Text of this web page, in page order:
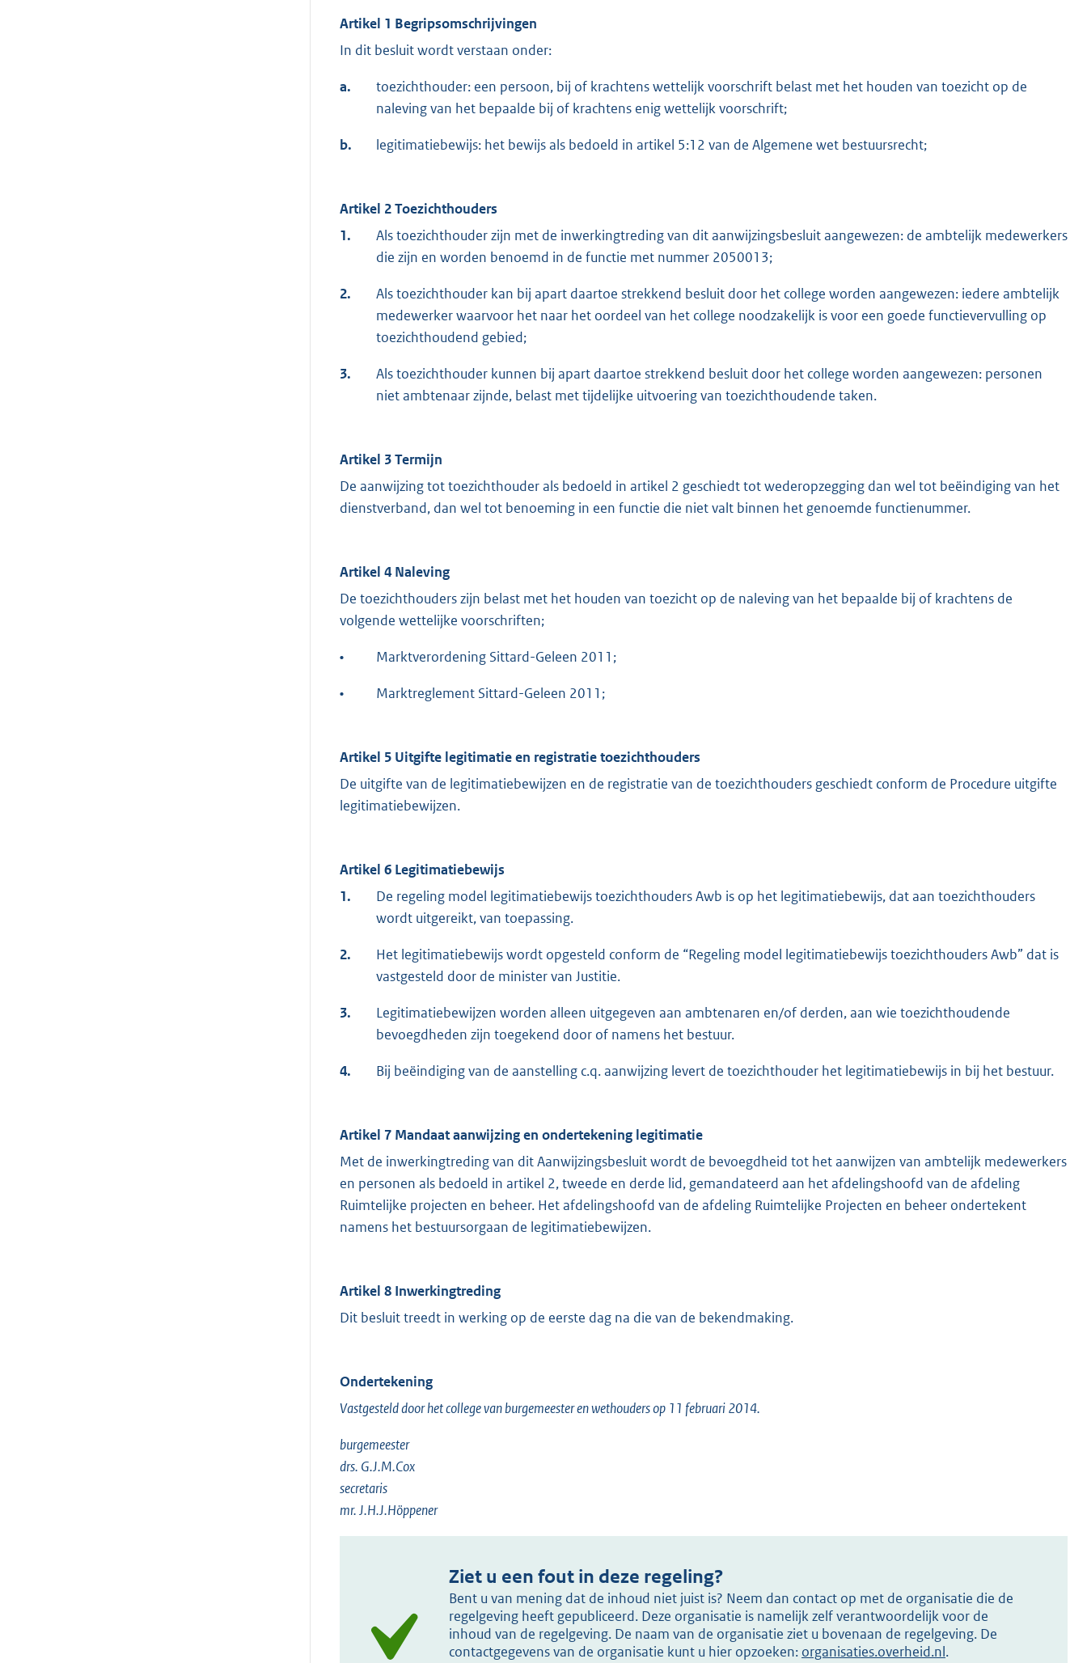
Artikel 1 Begripsomschrijvingen
In dit besluit wordt verstaan onder:
a.
toezichthouder: een persoon, bij of krachtens wettelijk voorschrift belast met het houden van toezicht op de
naleving van het bepaalde bij of krachtens enig wettelijk voorschrift;
b. legitimatiebewijs: het bewijs als bedoeld in artikel 5:12 van de Algemene wet bestuursrecht;
Artikel 2 Toezichthouders
1.
Als toezichthouder zijn met de inwerkingtreding van dit aanwijzingsbesluit aangewezen: de ambtelijk medewerkers
die zijn en worden benoemd in de functie met nummer 2050013;
2.
Als toezichthouder kan bij apart daartoe strekkend besluit door het college worden aangewezen: iedere ambtelijk
medewerker waarvoor het naar het oordeel van het college noodzakelijk is voor een goede functievervulling op
toezichthoudend gebied;
3.
Als toezichthouder kunnen bij apart daartoe strekkend besluit door het college worden aangewezen: personen
niet ambtenaar zijnde, belast met tijdelijke uitvoering van toezichthoudende taken.
Artikel 3 Termijn
De aanwijzing tot toezichthouder als bedoeld in artikel 2 geschiedt tot wederopzegging dan wel tot beëindiging van het
dienstverband, dan wel tot benoeming in een functie die niet valt binnen het genoemde functienummer.
Artikel 4 Naleving
De toezichthouders zijn belast met het houden van toezicht op de naleving van het bepaalde bij of krachtens de
volgende wettelijke voorschriften;
• Marktverordening Sittard-Geleen 2011;
• Marktreglement Sittard-Geleen 2011;
Artikel 5 Uitgifte legitimatie en registratie toezichthouders
De uitgifte van de legitimatiebewijzen en de registratie van de toezichthouders geschiedt conform de Procedure uitgifte
legitimatiebewijzen.
Artikel 6 Legitimatiebewijs
1.
De regeling model legitimatiebewijs toezichthouders Awb is op het legitimatiebewijs, dat aan toezichthouders
wordt uitgereikt, van toepassing.
2.
Het legitimatiebewijs wordt opgesteld conform de “Regeling model legitimatiebewijs toezichthouders Awb” dat is
vastgesteld door de minister van Justitie.
3.
Legitimatiebewijzen worden alleen uitgegeven aan ambtenaren en/of derden, aan wie toezichthoudende
bevoegdheden zijn toegekend door of namens het bestuur.
4. Bij beëindiging van de aanstelling c.q. aanwijzing levert de toezichthouder het legitimatiebewijs in bij het bestuur.
Artikel 7 Mandaat aanwijzing en ondertekening legitimatie
Met de inwerkingtreding van dit Aanwijzingsbesluit wordt de bevoegdheid tot het aanwijzen van ambtelijk medewerkers
en personen als bedoeld in artikel 2, tweede en derde lid, gemandateerd aan het afdelingshoofd van de afdeling
Ruimtelijke projecten en beheer. Het afdelingshoofd van de afdeling Ruimtelijke Projecten en beheer ondertekent
namens het bestuursorgaan de legitimatiebewijzen.
Artikel 8 Inwerkingtreding
Dit besluit treedt in werking op de eerste dag na die van de bekendmaking.
Ondertekening
Vastgesteld door het college van burgemeester en wethouders op 11 februari 2014.
burgemeester
drs. G.J.M.Cox
secretaris
mr. J.H.J.Höppener
Ziet u een fout in deze regeling?
Bent u van mening dat de inhoud niet juist is? Neem dan contact op met de organisatie die de
regelgeving heeft gepubliceerd. Deze organisatie is namelijk zelf verantwoordelijk voor de
inhoud van de regelgeving. De naam van de organisatie ziet u bovenaan de regelgeving. De
contactgegevens van de organisatie kunt u hier opzoeken: organisaties.overheid.nl.